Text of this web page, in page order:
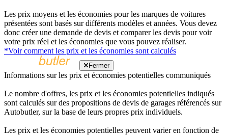
Les prix moyens et les économies pour les marques de voitures
présentées sont basés sur différents modèles et années. Vous devez
donc créer une demande de devis et comparer les devis pour voir
votre prix réel et les économies que vous pouvez réaliser.
*Voir comment les prix et les économies sont calculés
Fermer
Informations sur les prix et économies potentielles communiqués
Le nombre d'offres, les prix et les économies potentielles indiqués
sont calculés sur des propositions de devis de garages référencés sur
Autobutler, sur la base de leurs propres prix individuels.
Les prix et les économies potentielles peuvent varier en fonction de